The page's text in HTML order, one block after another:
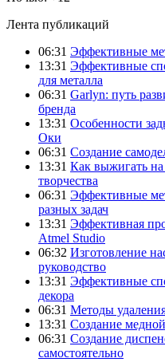
Лента публикаций
06:31 Эффективные
13:31 Эффективные
для металла
06:31 Garlyn: путь
бренда
13:31 Особенности
Оки
06:31 Создание
13:31 Как выжигать на
творчества
06:31 Эффективные
разных задач
13:31 Эффективная
Atmel Studio
06:32 Изготовление
руководство
13:31 Эффективные
декора
06:31 Методы
13:31 Создание
06:31 Создание
самостоятельно